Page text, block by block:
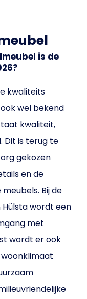
is de
kwaliteits
wel bekend
kwaliteit,
Dit is terug te
gekozen
en de
Bij de
wordt een
met
wordt er ook